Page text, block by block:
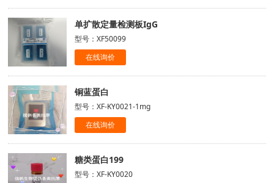
单扩散定量检测板IgG
型号：XF50099
在线询价
铜蓝蛋白
型号：XF-KY0021-1mg
在线询价
糖类蛋白199
型号：XF-KY0020